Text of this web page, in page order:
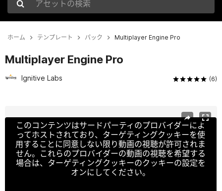
アセットの検索
ホーム テンプレート パック Multiplayer Engine Pro
Multiplayer Engine Pro
Ignitive Labs (6)
このコンテンツはサードパーティのプロバイダーによ
ってホストされており、ターゲティングクッキーを使
用することに同意しない限り動画の視聴が許可されま
せん。これらのプロバイダーの動画の視聴を希望する
場合は、ターゲティングクッキーのクッキーの設定を
オンにしてください。